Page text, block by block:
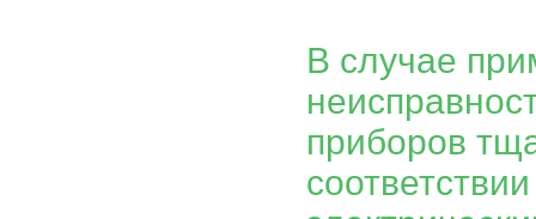
В случае
приборов